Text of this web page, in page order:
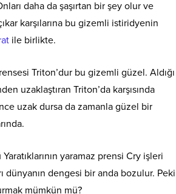
daha da şaşırtan bir şey olur ve
karşılarına bu gizemli istiridyenin
ile birlikte.
Triton’dur bu gizemli güzel. Aldığı
uzaklaştıran Triton’da karşısında
uzak dursa da zamanla güzel bir
yaramaz prensi Cry işleri
dünyanın dengesi bir anda bozulur. Peki
mümkün mü?